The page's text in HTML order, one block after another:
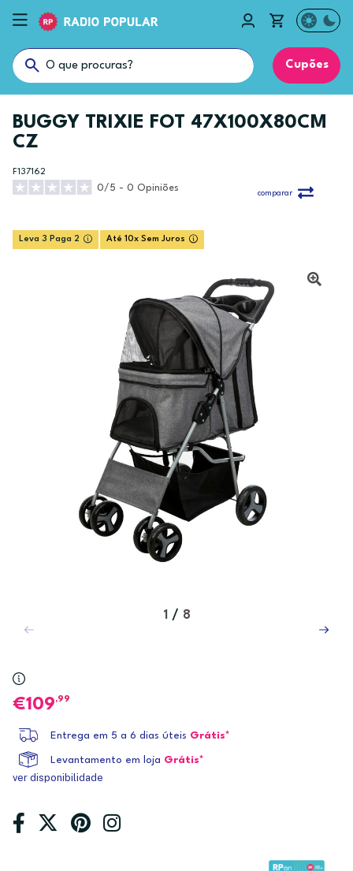
Cupões
BUGGY TRIXIE FOT 47X100X80CM
CZ
F137162
0/5 - 0 Opiniões
comparar
Leva 3 Paga 2 Até 10x Sem Juros
1 / 8
109,99
Entrega em 5 a 6 dias úteis Grátis*
Levantamento em loja Grátis*
ver disponibilidade